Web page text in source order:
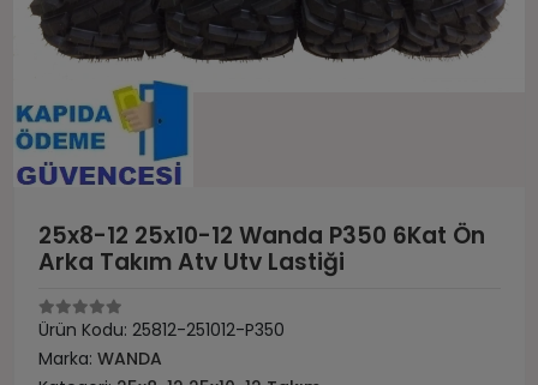
25x8-12 25x10-12 Wanda P350 6Kat Ön
Arka Takım Atv Utv Lastiği
Ürün Kodu: 25812-251012-P350
Marka: WANDA